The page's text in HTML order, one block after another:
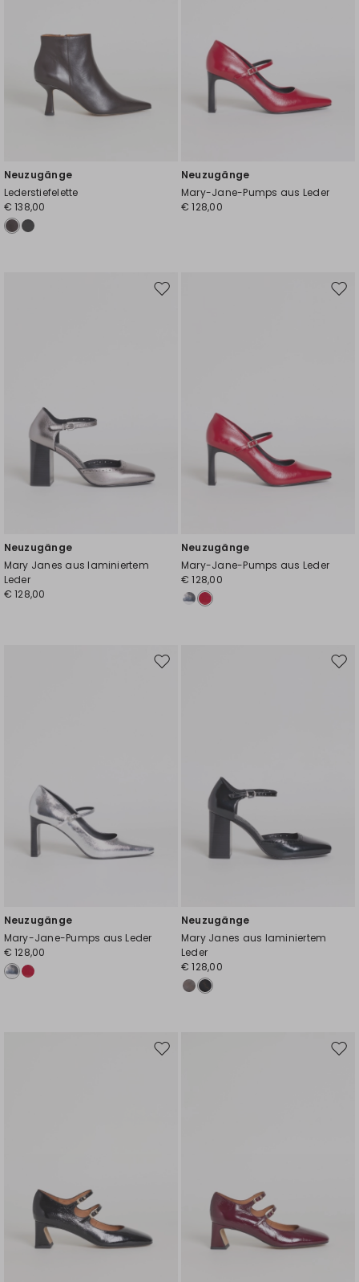
Neuzugänge
Lederstiefelette
€ 138,00
Neuzugänge
Mary-Jane-Pumps aus Leder
€ 128,00
Auf
Neuzugänge
Mary Janes aus laminiertem
Leder
€ 128,00
Auf
Neuzugänge
Mary-Jane-Pumps aus Leder
€ 128,00
Auf
Neuzugänge
Mary-Jane-Pumps aus Leder
€ 128,00
Auf
Neuzugänge
Mary Janes aus laminiertem
Leder
€ 128,00
Auf
Auf